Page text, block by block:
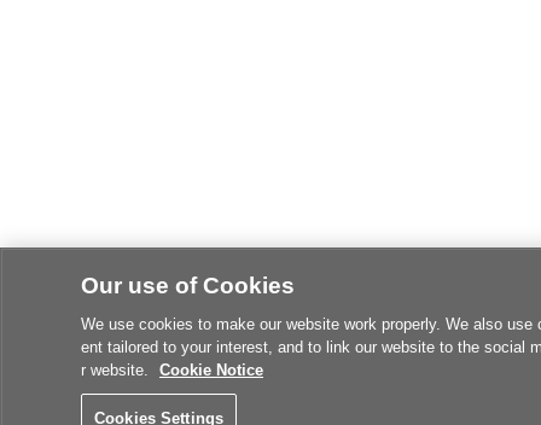
Our use of Cookies
We use cookies to make our website work properly. We also
ent tailored to your interest, and to link our website to the social
r website.
Cookie Notice
Cookies Settings